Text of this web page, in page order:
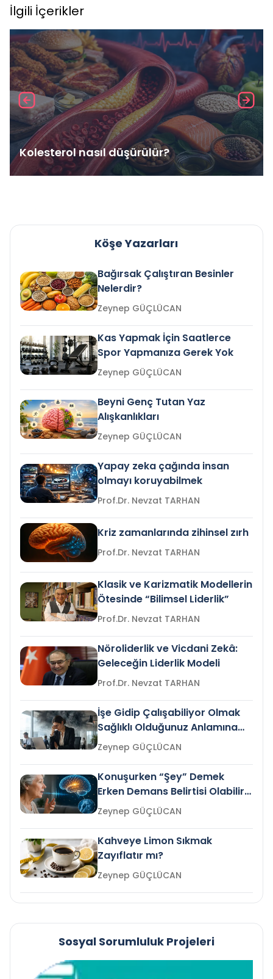
İlgili İçerikler
Kolesterol nasıl düşürülür?
Köşe Yazarları
Bağırsak Çalıştıran Besinler
Nelerdir?
Zeynep GÜÇLÜCAN
Kas Yapmak İçin Saatlerce
Spor Yapmanıza Gerek Yok
Zeynep GÜÇLÜCAN
Beyni Genç Tutan Yaz
Alışkanlıkları
Zeynep GÜÇLÜCAN
Yapay zeka çağında insan
olmayı koruyabilmek
Prof.Dr. Nevzat TARHAN
Kriz zamanlarında zihinsel zırh
Prof.Dr. Nevzat TARHAN
Klasik ve Karizmatik Modellerin
Ötesinde “Bilimsel Liderlik”
Prof.Dr. Nevzat TARHAN
Nöroliderlik ve Vicdani Zekâ:
Geleceğin Liderlik Modeli
Prof.Dr. Nevzat TARHAN
İşe Gidip Çalışabiliyor Olmak
Sağlıklı Olduğunuz Anlamına
Gelir mi?Zeynep GÜÇLÜCAN
Konuşurken “Şey” Demek
Erken Demans Belirtisi Olabilir
mi?
Zeynep GÜÇLÜCAN
Kahveye Limon Sıkmak
Zayıflatır mı?
Zeynep GÜÇLÜCAN
Sosyal Sorumluluk Projeleri